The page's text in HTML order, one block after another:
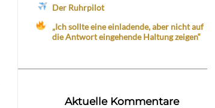
Der Ruhrpilot
„Ich sollte eine einladende, aber nicht auf
die Antwort eingehende Haltung zeigen“
Aktuelle Kommentare